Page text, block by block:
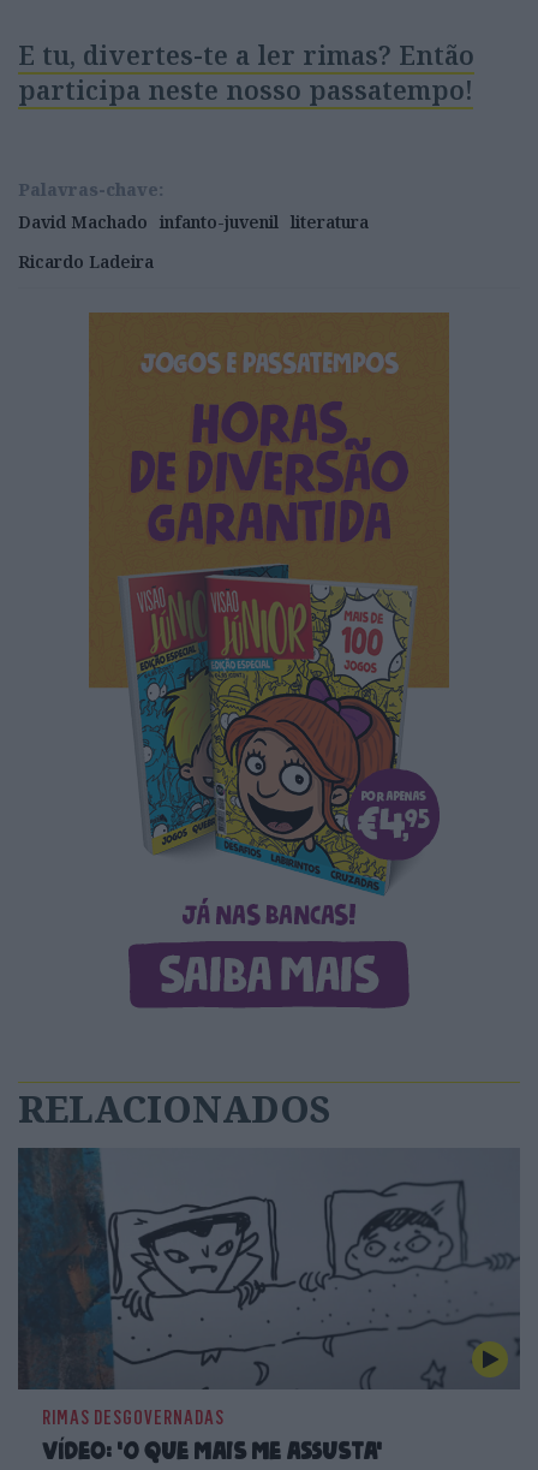
E tu, divertes-te a ler rimas? Então
participa neste nosso passatempo!
Palavras-chave:
David Machado infanto-juvenil literatura
Ricardo Ladeira
RELACIONADOS
RIMAS DESGOVERNADAS
Vídeo: 'O que mais me assusta'